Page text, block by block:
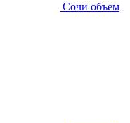
Сочи объем